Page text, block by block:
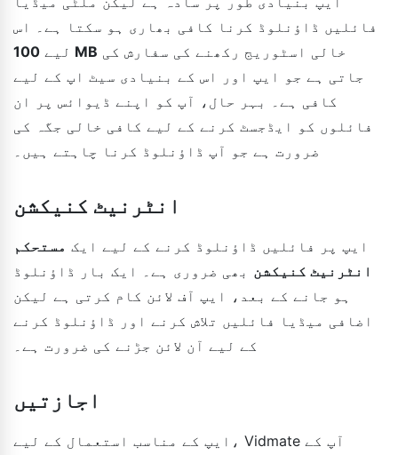
فائلیں ڈاؤنلوڈ کرنا کافی بھاری ہو سکتا ہے۔ اس
لیے 100 MB
جاتی ہے جو ایپ اور اس کے بنیادی سیٹ اپ کے لیے
کافی ہے۔ بہر حال، آپ کو اپنے ڈیوائس پر ان
فائلوں کو ایڈجسٹ کرنے کے لیے کافی خالی جگہ کی
ضرورت ہے جو آپ ڈاؤنلوڈ کرنا چاہتے ہیں۔
انٹرنیٹ کنیکشن
ایپ پر فائلیں ڈاؤنلوڈ کرنے کے لیے ایک مستحکم
انٹرنیٹ کنیکشن بھی ضروری ہے۔ ایک بار ڈاؤنلوڈ
ہو جانے کے بعد، ایپ آف لائن کام کرتی ہے لیکن
اضافی میڈیا فائلیں تلاش کرنے اور ڈاؤنلوڈ کرنے
کے لیے آن لائن جڑنے کی ضرورت ہے۔
اجازتیں
ایپ کے مناسب استعمال کے لیے، Vidmate آپ کے